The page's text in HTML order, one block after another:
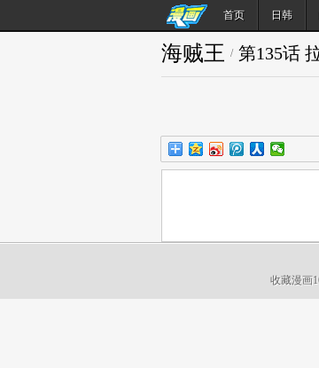
首页 日韩
海贼王 / 第135话
收藏漫画